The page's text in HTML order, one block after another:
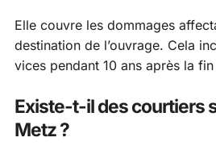
Elle couvre les dommages
destination de l’ouvrage. Cela
vices pendant 10 ans après la
Existe-t-il des courtiers
Metz ?